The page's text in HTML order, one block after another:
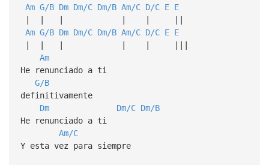
Am G/B Dm Dm/C Dm/B Am/C D/C E E
| | | | | ||
Am G/B Dm Dm/C Dm/B Am/C D/C E E
| | | | | |||
Am
He renunciado a ti
G/B
definitivamente
Dm
Dm/C Dm/B
He renunciado a ti
Am/C
Y esta vez para siempre